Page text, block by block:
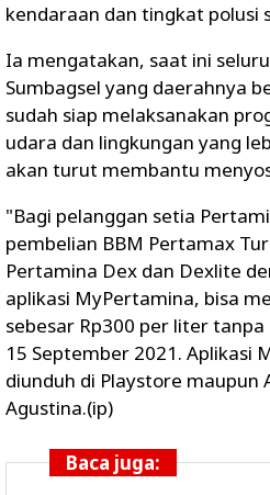
kendaraan dan tingkat polusi
Ia mengatakan, saat ini
Sumbagsel yang daerahnya
sudah siap melaksanakan
udara dan lingkungan yang
akan turut membantu
"Bagi pelanggan setia
pembelian BBM Pertamax
Pertamina Dex dan Dexlite
aplikasi MyPertamina, bisa
sebesar Rp300 per liter
15 September 2021. Aplikasi
diunduh di Playstore maupun
Agustina.(ip)
Baca juga: